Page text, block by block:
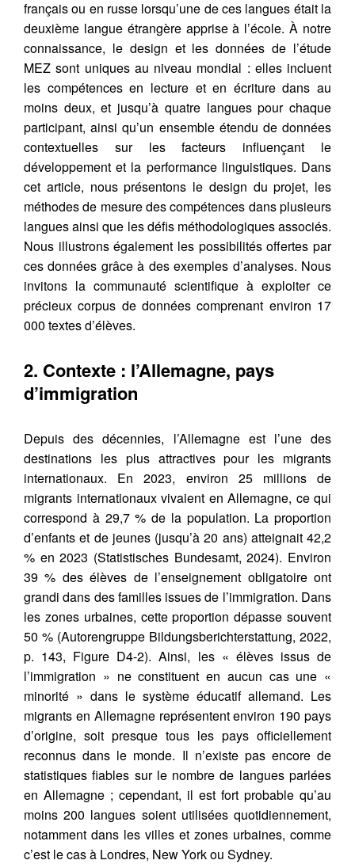
français ou en russe lorsqu’une de ces langues était la
deuxième langue étrangère apprise à l’école. À notre
connaissance, le design et les données de l’étude
MEZ sont uniques au niveau mondial : elles incluent
les compétences en lecture et en écriture dans au
moins deux, et jusqu’à quatre langues pour chaque
participant, ainsi qu’un ensemble étendu de données
contextuelles sur les facteurs influençant le
développement et la performance linguistiques. Dans
cet article, nous présentons le design du projet, les
méthodes de mesure des compétences dans plusieurs
langues ainsi que les défis méthodologiques associés.
Nous illustrons également les possibilités offertes par
ces données grâce à des exemples d’analyses. Nous
invitons la communauté scientifique à exploiter ce
précieux corpus de données comprenant environ 17
000 textes d’élèves.
2. Contexte : l’Allemagne, pays
d’immigration
Depuis des décennies, l’Allemagne est l’une des
destinations les plus attractives pour les migrants
internationaux. En 2023, environ 25 millions de
migrants internationaux vivaient en Allemagne, ce qui
correspond à 29,7 % de la population. La proportion
d’enfants et de jeunes (jusqu’à 20 ans) atteignait 42,2
% en 2023 (Statistisches Bundesamt, 2024). Environ
39 % des élèves de l’enseignement obligatoire ont
grandi dans des familles issues de l’immigration. Dans
les zones urbaines, cette proportion dépasse souvent
50 % (Autorengruppe Bildungsberichterstattung, 2022,
p. 143, Figure D4-2). Ainsi, les « élèves issus de
l’immigration » ne constituent en aucun cas une «
minorité » dans le système éducatif allemand. Les
migrants en Allemagne représentent environ 190 pays
d’origine, soit presque tous les pays officiellement
reconnus dans le monde. Il n’existe pas encore de
statistiques fiables sur le nombre de langues parlées
en Allemagne ; cependant, il est fort probable qu’au
moins 200 langues soient utilisées quotidiennement,
notamment dans les villes et zones urbaines, comme
c’est le cas à Londres, New York ou Sydney.